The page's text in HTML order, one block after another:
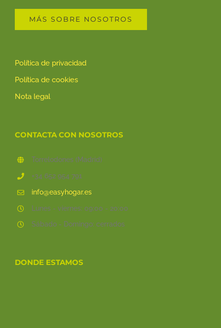
MÁS SOBRE NOSOTROS
Política de privacidad
Política de cookies
Nota legal
CONTACTA CON NOSOTROS
Torrelodones (Madrid)
+34 652 954 791
info@easyhogar.es
Lunes - viernes: 09:00 - 20:00
Sábado - Domingo: cerrados
DONDE ESTAMOS